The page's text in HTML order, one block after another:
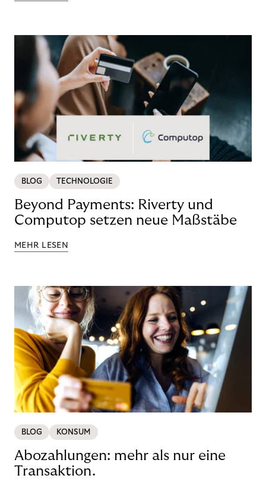
BLOG TECHNOLOGIE
Beyond Payments: Riverty und
Computop setzen neue Maßstäbe
MEHR LESEN
BLOG KONSUM
Abozahlungen: mehr als nur eine
Transaktion.